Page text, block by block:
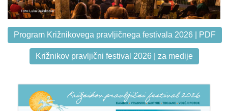
Program Križnikovega pravljičnega festivala 2026 | PDF
Križnikov pravljični festival 2026 | za medije